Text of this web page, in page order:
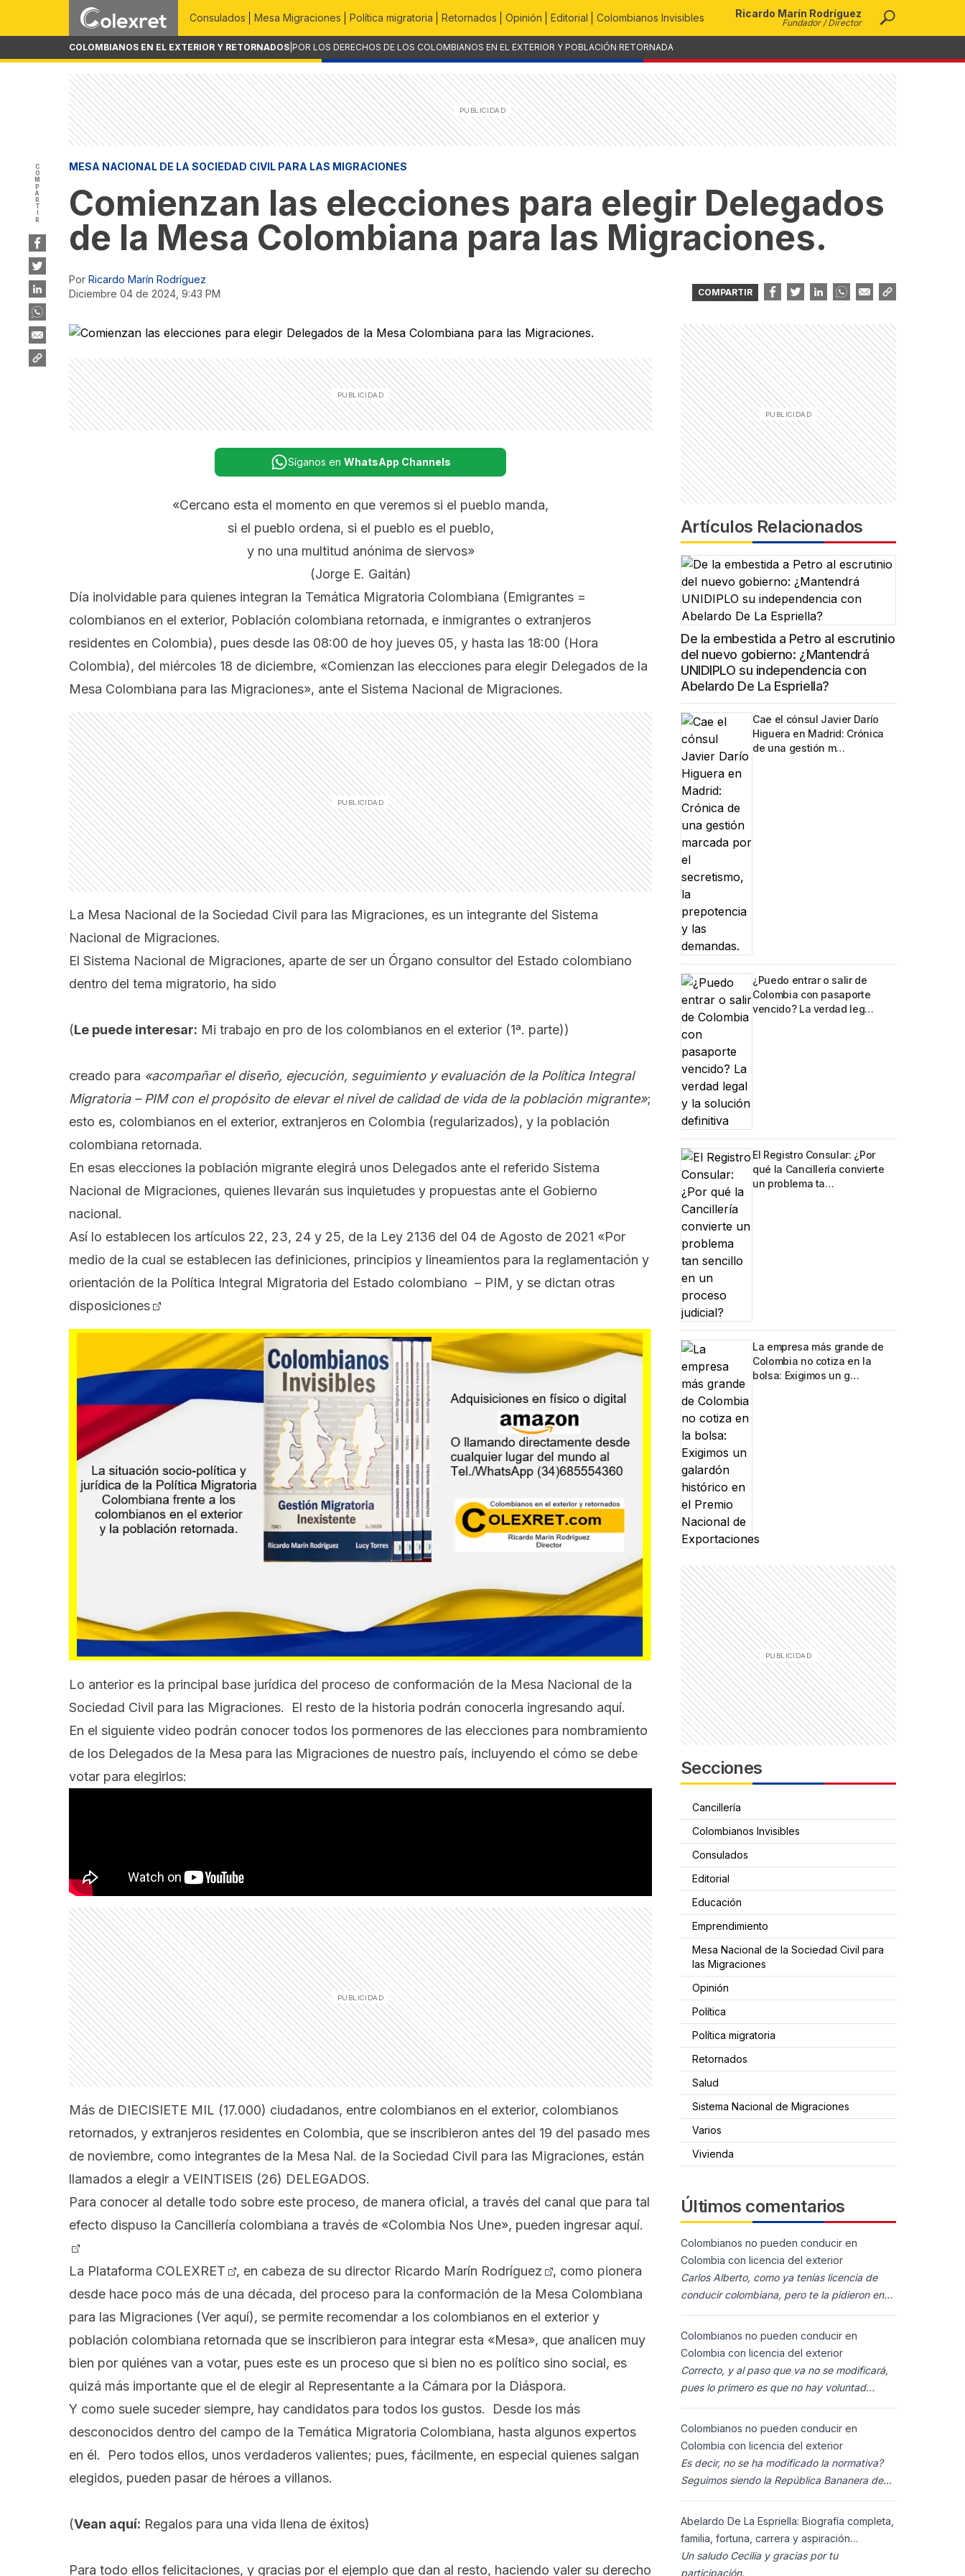
Consulados Mesa Migraciones Política migratoria Retornados Opinión Editorial Colombianos Invisibles Ricardo Marín Rodríguez
Fundador / Director
COLOMBIANOS EN EL EXTERIOR Y RETORNADOS POR LOS DERECHOS DE LOS COLOMBIANOS EN EL EXTERIOR Y POBLACIÓN RETORNADA
COMPARTIR MESA NACIONAL DE LA SOCIEDAD CIVIL PARA LAS MIGRACIONES
Comienzan las elecciones para elegir Delegados
de la Mesa Colombiana para las Migraciones.
Por Ricardo Marín Rodríguez
diciembre 04 de 2024, 9:43 PM
COMPARTIR
Síganos en WhatsApp Channels
«Cercano esta el momento en que veremos si el pueblo manda,
si el pueblo ordena, si el pueblo es el pueblo,
y no una multitud anónima de siervos»
(Jorge E. Gaitán)
Día inolvidable para quienes integran la Temática Migratoria Colombiana (Emigrantes =
colombianos en el exterior, Población colombiana retornada, e inmigrantes o extranjeros
residentes en Colombia), pues desde las 08:00 de hoy jueves 05, y hasta las 18:00 (Hora
Colombia), del miércoles 18 de diciembre, «Comienzan las elecciones para elegir Delegados de la
Mesa Colombiana para las Migraciones», ante el Sistema Nacional de Migraciones.
La Mesa Nacional de la Sociedad Civil para las Migraciones, es un integrante del Sistema
Nacional de Migraciones.
El Sistema Nacional de Migraciones, aparte de ser un Órgano consultor del Estado colombiano
dentro del tema migratorio, ha sido
(Le puede interesar: Mi trabajo en pro de los colombianos en el exterior (1ª. parte))
creado para «acompañar el diseño, ejecución, seguimiento y evaluación de la Política Integral
Migratoria – PIM con el propósito de elevar el nivel de calidad de vida de la población migrante»;
esto es, colombianos en el exterior, extranjeros en Colombia (regularizados), y la población
colombiana retornada.
En esas elecciones la población migrante elegirá unos Delegados ante el referido Sistema
Nacional de Migraciones, quienes llevarán sus inquietudes y propuestas ante el Gobierno
nacional.
Así lo establecen los artículos 22, 23, 24 y 25, de la Ley 2136 del 04 de Agosto de 2021 «Por
medio de la cual se establecen las definiciones, principios y lineamientos para la reglamentación y
orientación de la Política Integral Migratoria del Estado colombiano – PIM, y se dictan otras
disposiciones
Lo anterior es la principal base jurídica del proceso de conformación de la Mesa Nacional de la
Sociedad Civil para las Migraciones. El resto de la historia podrán conocerla ingresando aquí.
En el siguiente video podrán conocer todos los pormenores de las elecciones para nombramiento
de los Delegados de la Mesa para las Migraciones de nuestro país, incluyendo el cómo se debe
votar para elegirlos:
Más de DIECISIETE MIL (17.000) ciudadanos, entre colombianos en el exterior, colombianos
retornados, y extranjeros residentes en Colombia, que se inscribieron antes del 19 del pasado mes
de noviembre, como integrantes de la Mesa Nal. de la Sociedad Civil para las Migraciones, están
llamados a elegir a VEINTISEIS (26) DELEGADOS.
Para conocer al detalle todo sobre este proceso, de manera oficial, a través del canal que para tal
efecto dispuso la Cancillería colombiana a través de «Colombia Nos Une», pueden ingresar aquí.
La Plataforma COLEXRET , en cabeza de su director Ricardo Marín Rodríguez
, como pionera
desde hace poco más de una década, del proceso para la conformación de la Mesa Colombiana
para las Migraciones (Ver aquí), se permite recomendar a los colombianos en el exterior y
población colombiana retornada que se inscribieron para integrar esta «Mesa», que analicen muy
bien por quiénes van a votar, pues este es un proceso que si bien no es político sino social, es
quizá más importante que el de elegir al Representante a la Cámara por la Diáspora.
Y como suele suceder siempre, hay candidatos para todos los gustos. Desde los más
desconocidos dentro del campo de la Temática Migratoria Colombiana, hasta algunos expertos
en él. Pero todos ellos, unos verdaderos valientes; pues, fácilmente, en especial quienes salgan
elegidos, pueden pasar de héroes a villanos.
(Vean aquí: Regalos para una vida llena de éxitos)
Para todo ellos felicitaciones, y gracias por el ejemplo que dan al resto, haciendo valer su derecho
Artículos Relacionados
De la embestida a Petro al escrutinio
del nuevo gobierno: ¿Mantendrá
UNIDIPLO su independencia con
Abelardo De La Espriella?
Cae el cónsul Javier Darío
Higuera en Madrid: Crónica
de una gestión m…
¿Puedo entrar o salir de
Colombia con pasaporte
vencido? La verdad leg…
El Registro Consular: ¿Por
qué la Cancillería convierte
un problema ta…
La empresa más grande de
Colombia no cotiza en la
bolsa: Exigimos un g…
Secciones
Cancillería
Colombianos Invisibles
Consulados
Editorial
Educación
Emprendimiento
Mesa Nacional de la Sociedad Civil para
las Migraciones
Opinión
Política
Política migratoria
Retornados
Salud
Sistema Nacional de Migraciones
Varios
Vivienda
Últimos comentarios
Colombianos no pueden conducir en
Colombia con licencia del exterior
Carlos Alberto, como ya tenías licencia de
conducir colombiana, pero te la pidieron en
Colombia (s
Colombianos no pueden conducir en
Colombia con licencia del exterior
Correcto, y al paso que va no se modificará,
pues lo primero es que no hay voluntad
ciudadanos n
Colombianos no pueden conducir en
Colombia con licencia del exterior
Es decir, no se ha modificado la normativa?
Seguimos siendo la República Bananera de
Abelardo De La Espriella: Biografía completa,
familia, fortuna, carrera y aspiración
presidencial 2026.
Un saludo Cecilia y gracias por tu
participación.